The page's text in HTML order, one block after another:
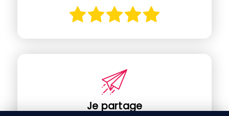
Je partage